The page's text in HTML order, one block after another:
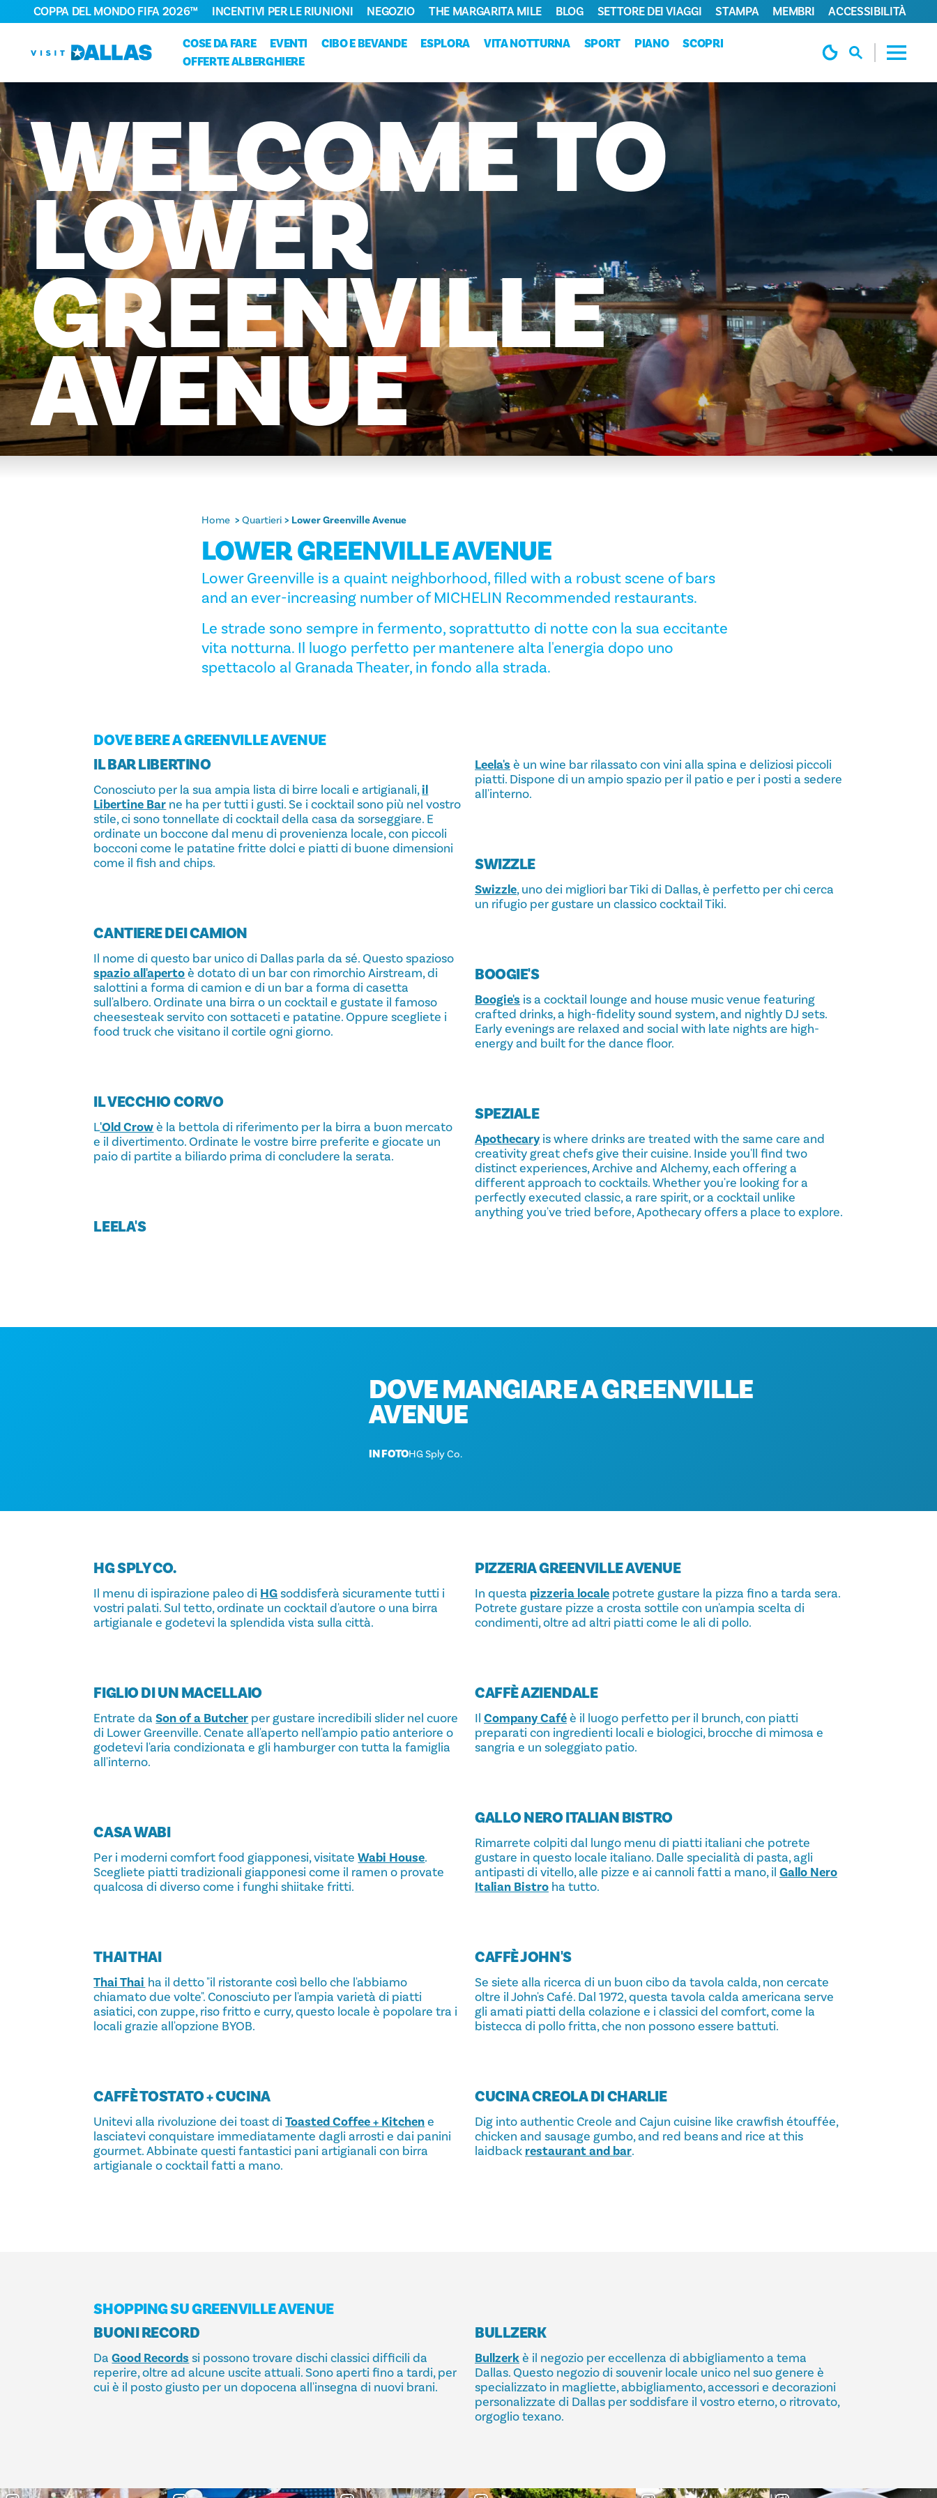
Vai al contenuto
COSE DA FARE EVENTI CIBO E BEVANDE ESPLORA VITA NOTTURNA SPORT PIANO
SCOPRI
OFFERTE ALBERGHIERE
COPPA DEL MONDO FIFA 2026™ INCENTIVI PER LE RIUNIONI NEGOZIO THE MARGARITA MILE BLOG SETTORE DEI VIAGGI STAMPA MEMBRI ACCESSIBILITÀ
WELCOMETO
LOWER
GREENVILLE
AVENUE
Home Quartieri Lower Greenville Avenue
LOWER GREENVILLE AVENUE
Lower Greenville is a quaint neighborhood, filled with a robust scene of bars
and an ever-increasing number of MICHELIN Recommended restaurants.
Le strade sono sempre in fermento, soprattutto di notte con la sua eccitante
vita notturna. Il luogo perfetto per mantenere alta l'energia dopo uno
spettacolo al Granada Theater, in fondo alla strada.
DOVE BERE A GREENVILLE AVENUE
IL BAR LIBERTINO
Conosciuto per la sua ampia lista di birre locali e artigianali,il
Libertine Bar ne ha per tutti i gusti. Se i cocktail sono più nel vostro
stile, ci sono tonnellate di cocktail della casa da sorseggiare. E
ordinate un boccone dal menu di provenienza locale, con piccoli
bocconi come le patatine fritte dolci e piatti di buone dimensioni
come il fish and chips.
CANTIERE DEI CAMION
Il nome di questo bar unico di Dallas parla da sé. Questo spazioso
spazio all'apertoè dotato di un bar con rimorchio Airstream, di
salottini a forma di camion e di un bar a forma di casetta
sull'albero. Ordinate una birra o un cocktail e gustate il famoso
cheesesteak servito con sottaceti e patatine. Oppure scegliete i
food truck che visitano il cortile ogni giorno.
IL VECCHIO CORVO
L'Old Crowè la bettola di riferimento per la birra a buon mercato
e il divertimento. Ordinate le vostre birre preferite e giocate un
paio di partite a biliardo prima di concludere la serata.
LEELA'S
Leela's è un wine bar rilassato con vini alla spina e deliziosi piccoli
piatti. Dispone di un ampio spazio per il patio e per i posti a sedere
all'interno.
SWIZZLE
Swizzle, uno dei migliori bar Tiki di Dallas, è perfetto per chi cerca
un rifugio per gustare un classico cocktail Tiki.
BOOGIE'S
Boogie's is a cocktail lounge and house music venue featuring
crafted drinks, a high-fidelity sound system, and nightly DJ sets.
Early evenings are relaxed and social with late nights are high-
energy and built for the dance floor.
SPEZIALE
Apothecaryis where drinks are treated with the same care and
creativity great chefs give their cuisine. Inside you'll find two
distinct experiences, Archive and Alchemy, each offering a
different approach to cocktails. Whether you're looking for a
perfectly executed classic, a rare spirit, or a cocktail unlike
anything you've tried before, Apothecary offers a place to explore.
DOVE MANGIARE A GREENVILLE
AVENUE
IN FOTOHG Sply Co.
HG SPLY CO.
Il menu di ispirazione paleo di HGsoddisferà sicuramente tutti i
vostri palati. Sul tetto, ordinate un cocktail d'autore o una birra
artigianale e godetevi la splendida vista sulla città.
FIGLIO DI UN MACELLAIO
Entrate daSon of a Butcher per gustare incredibili slider nel cuore
di Lower Greenville. Cenate all'aperto nell'ampio patio anteriore o
godetevi l'aria condizionata e gli hamburger con tutta la famiglia
all'interno.
CASA WABI
Per i moderni comfort food giapponesi, visitateWabi House.
Scegliete piatti tradizionali giapponesi come il ramen o provate
qualcosa di diverso come i funghi shiitake fritti.
THAI THAI
Thai Thai ha il detto "il ristorante così bello che l'abbiamo
chiamato due volte". Conosciuto per l'ampia varietà di piatti
asiatici, con zuppe, riso fritto e curry, questo locale è popolare tra i
locali grazie all'opzione BYOB.
CAFFÈ TOSTATO + CUCINA
Unitevi alla rivoluzione dei toast diToasted Coffee + Kitchene
lasciatevi conquistare immediatamente dagli arrosti e dai panini
gourmet. Abbinate questi fantastici pani artigianali con birra
artigianale o cocktail fatti a mano.
PIZZERIA GREENVILLE AVENUE
In questa pizzeria locale potrete gustare la pizza fino a tarda sera.
Potrete gustare pizze a crosta sottile con un'ampia scelta di
condimenti, oltre ad altri piatti come le ali di pollo.
CAFFÈ AZIENDALE
Il Company Caféè il luogo perfetto per il brunch, con piatti
preparati con ingredienti locali e biologici, brocche di mimosa e
sangria e un soleggiato patio.
GALLO NERO ITALIAN BISTRO
Rimarrete colpiti dal lungo menu di piatti italiani che potrete
gustare in questo locale italiano. Dalle specialità di pasta, agli
antipasti di vitello, alle pizze e ai cannoli fatti a mano, il Gallo Nero
Italian Bistro ha tutto.
CAFFÈ JOHN'S
Se siete alla ricerca di un buon cibo da tavola calda, non cercate
oltre il John's Café. Dal 1972, questa tavola calda americana serve
gli amati piatti della colazione e i classici del comfort, come la
bistecca di pollo fritta, che non possono essere battuti.
CUCINA CREOLA DI CHARLIE
Dig into authentic Creole and Cajun cuisine like crawfish étouffée,
chicken and sausage gumbo, and red beans and rice at this
laidback restaurant and bar.
SHOPPING SU GREENVILLE AVENUE
BUONI RECORD
DaGood Records si possono trovare dischi classici difficili da
reperire, oltre ad alcune uscite attuali. Sono aperti fino a tardi, per
cui è il posto giusto per un dopocena all'insegna di nuovi brani.
BULLZERK
Bullzerkè il negozio per eccellenza di abbigliamento a tema
Dallas. Questo negozio di souvenir locale unico nel suo genere è
specializzato in magliette, abbigliamento, accessori e decorazioni
personalizzate di Dallas per soddisfare il vostro eterno, o ritrovato,
orgoglio texano.